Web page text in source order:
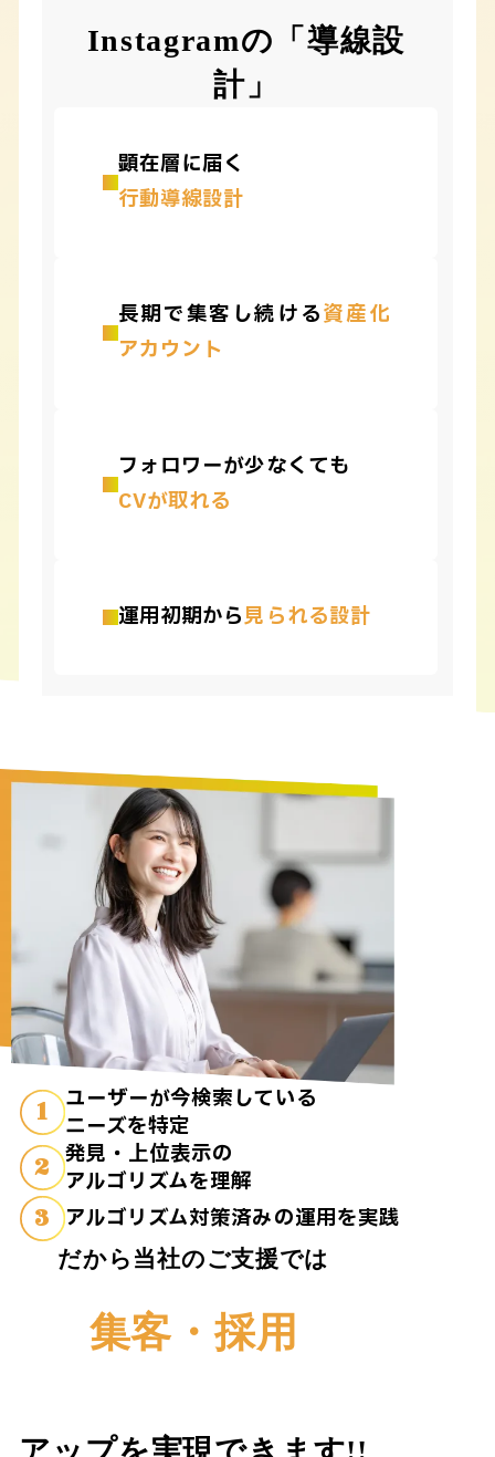
Instagramの「導線設
計」
顕在層に届く
行動導線設計
長期で集客し続ける資産化
アカウント
フォロワーが少なくても
CVが取れる
運用初期から見られる設計
1 ユーザーが今検索している
ニーズを特定
2 発見・上位表示の
アルゴリズムを理解
3 アルゴリズム対策済みの運用を実践
だから当社のご支援では
集客・採用